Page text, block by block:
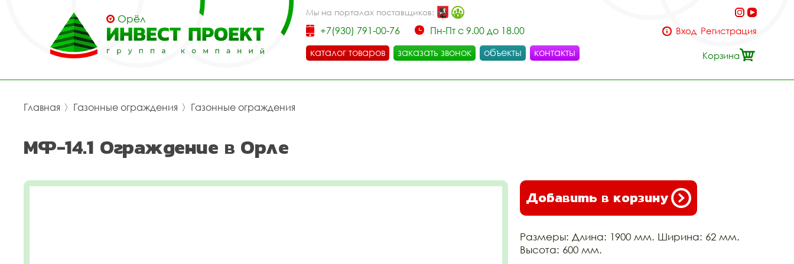
Орёл
Мы на порталах поставщиков:
+7(930) 791-00-76
Пн-Пт с 9.00 до 18.00
каталог товаров
заказать звонок объекты контакты
Вход Регистрация
Корзина
Главная 〉 Газонные ограждения 〉 Газонные ограждения
МФ-14.1 Ограждение в Орле
Добавить в корзину
Размеры: Длина: 1900 мм. Ширина: 62 мм.
Высота: 600 мм.